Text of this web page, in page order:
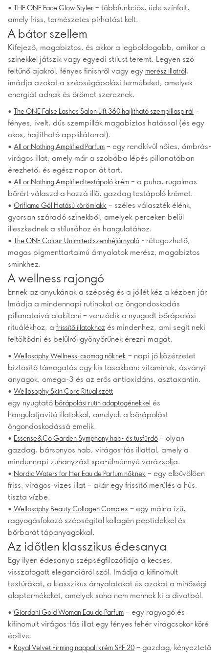
• THE ONE Face Glow Styler – többfunkciós, üde színfolt,
amely friss, természetes pírhatást kelt.
A bátor szellem
Kifejező, magabiztos, és akkor a legboldogabb, amikor a
színekkel játszik vagy egyedi stílust teremt. Legyen szó
feltűnő ajakról, fényes finishről vagy egy merész illatról,
imádja azokat a szépségápolási termékeket, amelyek
energiát adnak és örömet szereznek.
• The ONE False Lashes Salon Lift 360 hajlítható szempillaspirál –
fényes, ívelt, dús szempillák magabiztos hatással (és egy
okos, hajlítható applikátorral).
• All or Nothing Amplified Parfum – egy rendkívül nőies, ámbrás-
virágos illat, amely már a szobába lépés pillanatában
érezhető, és egész napon át tart.
• All or Nothing Amplified testápoló krém – a puha, rugalmas
bőrért válaszd a hozzá illő, gazdag testápoló krémet.
• Oriflame Gél Hatású körömlakk – széles választék élénk,
gyorsan száradó színekből, amelyek perceken belül
illeszkednek a stílusához és hangulatához.
• The ONE Colour Unlimited szemhéjárnyaló - rétegezhető,
magas pigmenttartalmú árnyalatok merész, magabiztos
sminkhez.
A wellness rajongó
Ennek az anyukának a szépség és a jóllét kéz a kézben jár.
Imádja a mindennapi rutinokat az öngondoskodás
pillanataivá alakítani – vonzódik a nyugodt bőrápolási
rituálékhoz, a frissítő illatokhoz és mindenhez, ami segít neki
feltöltődni és belülről gyönyörűnek érezni magát.
• Wellosophy Wellness-csomag nőknek – napi jó közérzetet
biztosító támogatás egy kis tasakban: vitaminok, ásványi
anyagok, omega-3 és az erős antioxidáns, asztaxantin.
• Wellosophy Skin Core Ritual szett
egy nyugtató bőrápolási rutin adaptogénekkel és
hangulatjavító illatokkal, amelyek a bőrápolást
öngondoskodássá emelik.
• Essense&Co Garden Symphony hab- és tusfürdő – olyan
gazdag, bársonyos hab, virágos-fás illattal, amely a
mindennapi zuhanyzást spa-élménnyé varázsolja.
• Nordic Waters for Her Eau de Parfum nőknek – egy elbűvölően
friss, virágos-vizes illat – akár egy frissítő merülés a hűs,
tiszta vízbe.
• Wellosophy Beauty Collagen Complex – egy málna ízű,
ragyogásfokozó szépségital kollagén peptidekkel és
bőrbarát tápanyagokkal.
Az időtlen klasszikus édesanya
Egy ilyen édesanya szépségfilozófiája a kecses,
visszafogott eleganciáról szól. Imádja a kifinomult
textúrákat, a klasszikus árnyalatokat és azokat a minőségi
alaptermékeket, amelyek soha nem mennek ki a divatból.
• Giordani Gold Woman Eau de Parfum – egy ragyogó és
kifinomult virágos-fás illat egy fényes fehér virágcsokor köré
építve.
• Royal Velvet Firming nappali krém SPF 20 – gazdag, kényeztető